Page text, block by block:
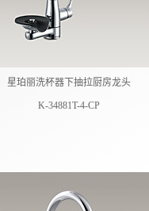
星珀丽洗杯器下抽拉厨房龙头
K-34881T-4-CP